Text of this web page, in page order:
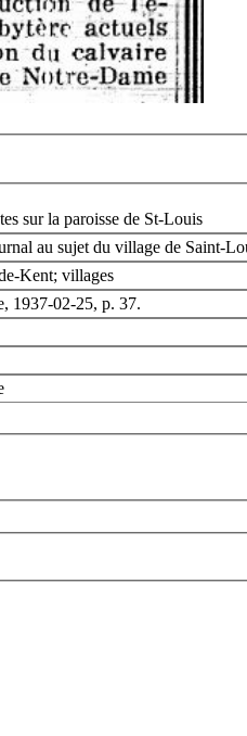
sur la paroisse de St-Louis
au sujet du village de Saint-
Kent; villages
1937-02-25, p. 37.